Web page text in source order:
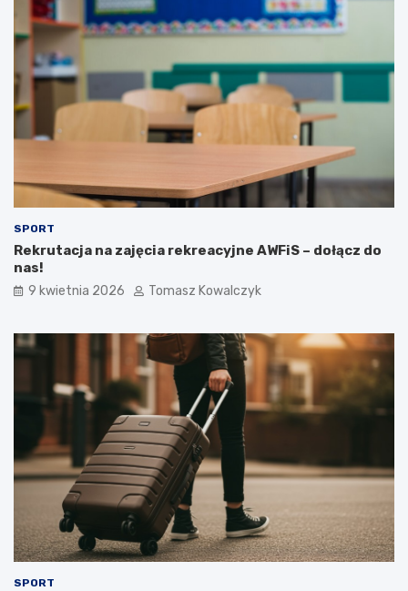
SPORT
Rekrutacja na zajęcia rekreacyjne AWFiS – dołącz do
nas!
9 kwietnia 2026 Tomasz Kowalczyk
SPORT